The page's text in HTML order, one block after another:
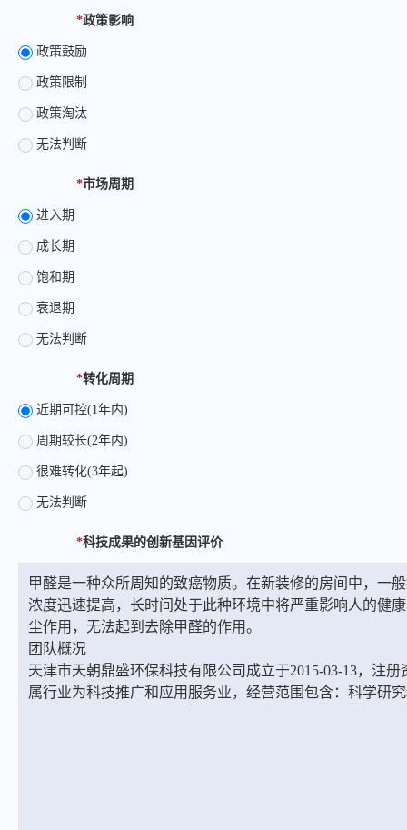
*政策影响
政策鼓励
政策限制
政策淘汰
无法判断
*市场周期
进入期
成长期
饱和期
衰退期
无法判断
*转化周期
近期可控(1年内)
周期较长(2年内)
很难转化(3年起)
无法判断
*科技成果的创新基因评价